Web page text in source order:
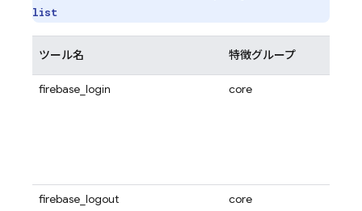
list
ツール名 特徴グループ
firebase_login core
firebase_logout
core